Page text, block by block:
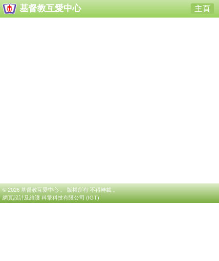
基督教互愛中心 主頁
© 2026 基督教互愛中心 。 版權所有 不得轉載 。
網頁設計及維護 科擎科技有限公司 (IGT)